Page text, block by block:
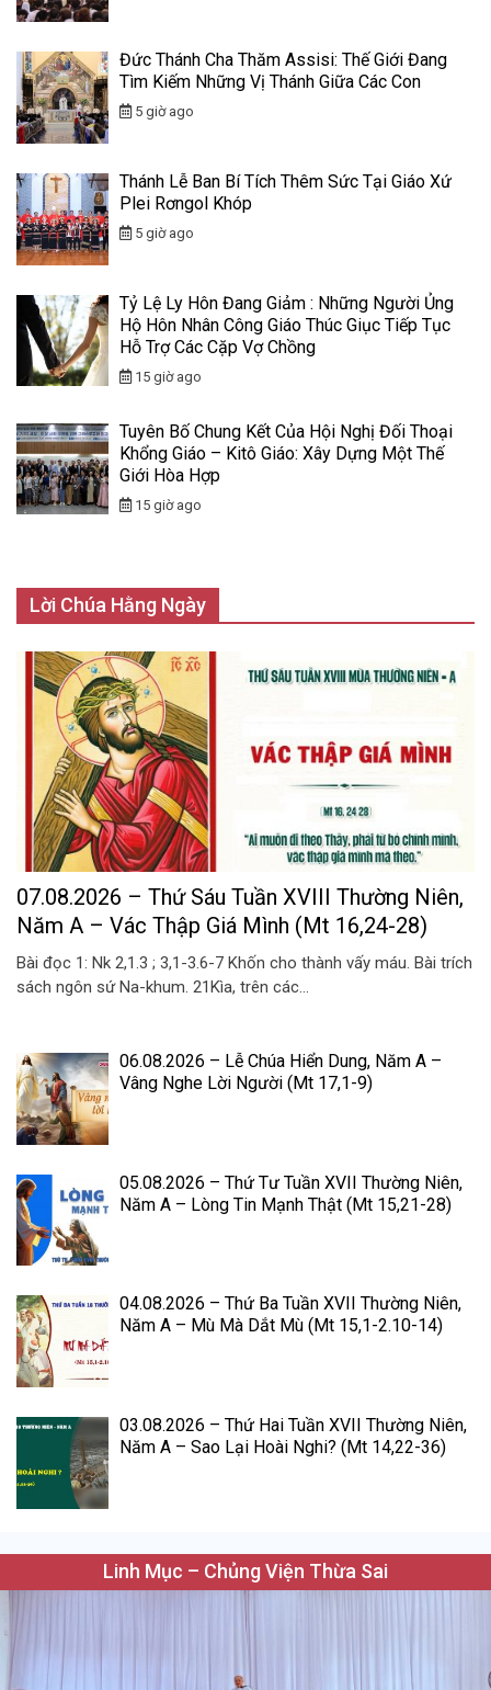
Đức Thánh Cha Thăm Assisi: Thế Giới Đang
Tìm Kiếm Những Vị Thánh Giữa Các Con
5 giờ ago
Thánh Lễ Ban Bí Tích Thêm Sức Tại Giáo Xứ
Plei Rơngol Khóp
5 giờ ago
Tỷ Lệ Ly Hôn Đang Giảm : Những Người Ủng
Hộ Hôn Nhân Công Giáo Thúc Giục Tiếp Tục
Hỗ Trợ Các Cặp Vợ Chồng
15 giờ ago
Tuyên Bố Chung Kết Của Hội Nghị Đối Thoại
Khổng Giáo – Kitô Giáo: Xây Dựng Một Thế
Giới Hòa Hợp
15 giờ ago
Lời Chúa Hằng Ngày
07.08.2026 – Thứ Sáu Tuần XVIII Thường Niên,
Năm A – Vác Thập Giá Mình (Mt 16,24-28)
Bài đọc 1: Nk 2,1.3 ; 3,1-3.6-7 Khốn cho thành vấy máu. Bài trích
sách ngôn sứ Na-khum. 21Kìa, trên các...
06.08.2026 – Lễ Chúa Hiển Dung, Năm A –
Vâng Nghe Lời Người (Mt 17,1-9)
05.08.2026 – Thứ Tư Tuần XVII Thường Niên,
Năm A – Lòng Tin Mạnh Thật (Mt 15,21-28)
04.08.2026 – Thứ Ba Tuần XVII Thường Niên,
Năm A – Mù Mà Dắt Mù (Mt 15,1-2.10-14)
03.08.2026 – Thứ Hai Tuần XVII Thường Niên,
Năm A – Sao Lại Hoài Nghi? (Mt 14,22-36)
Linh Mục – Chủng Viện Thừa Sai